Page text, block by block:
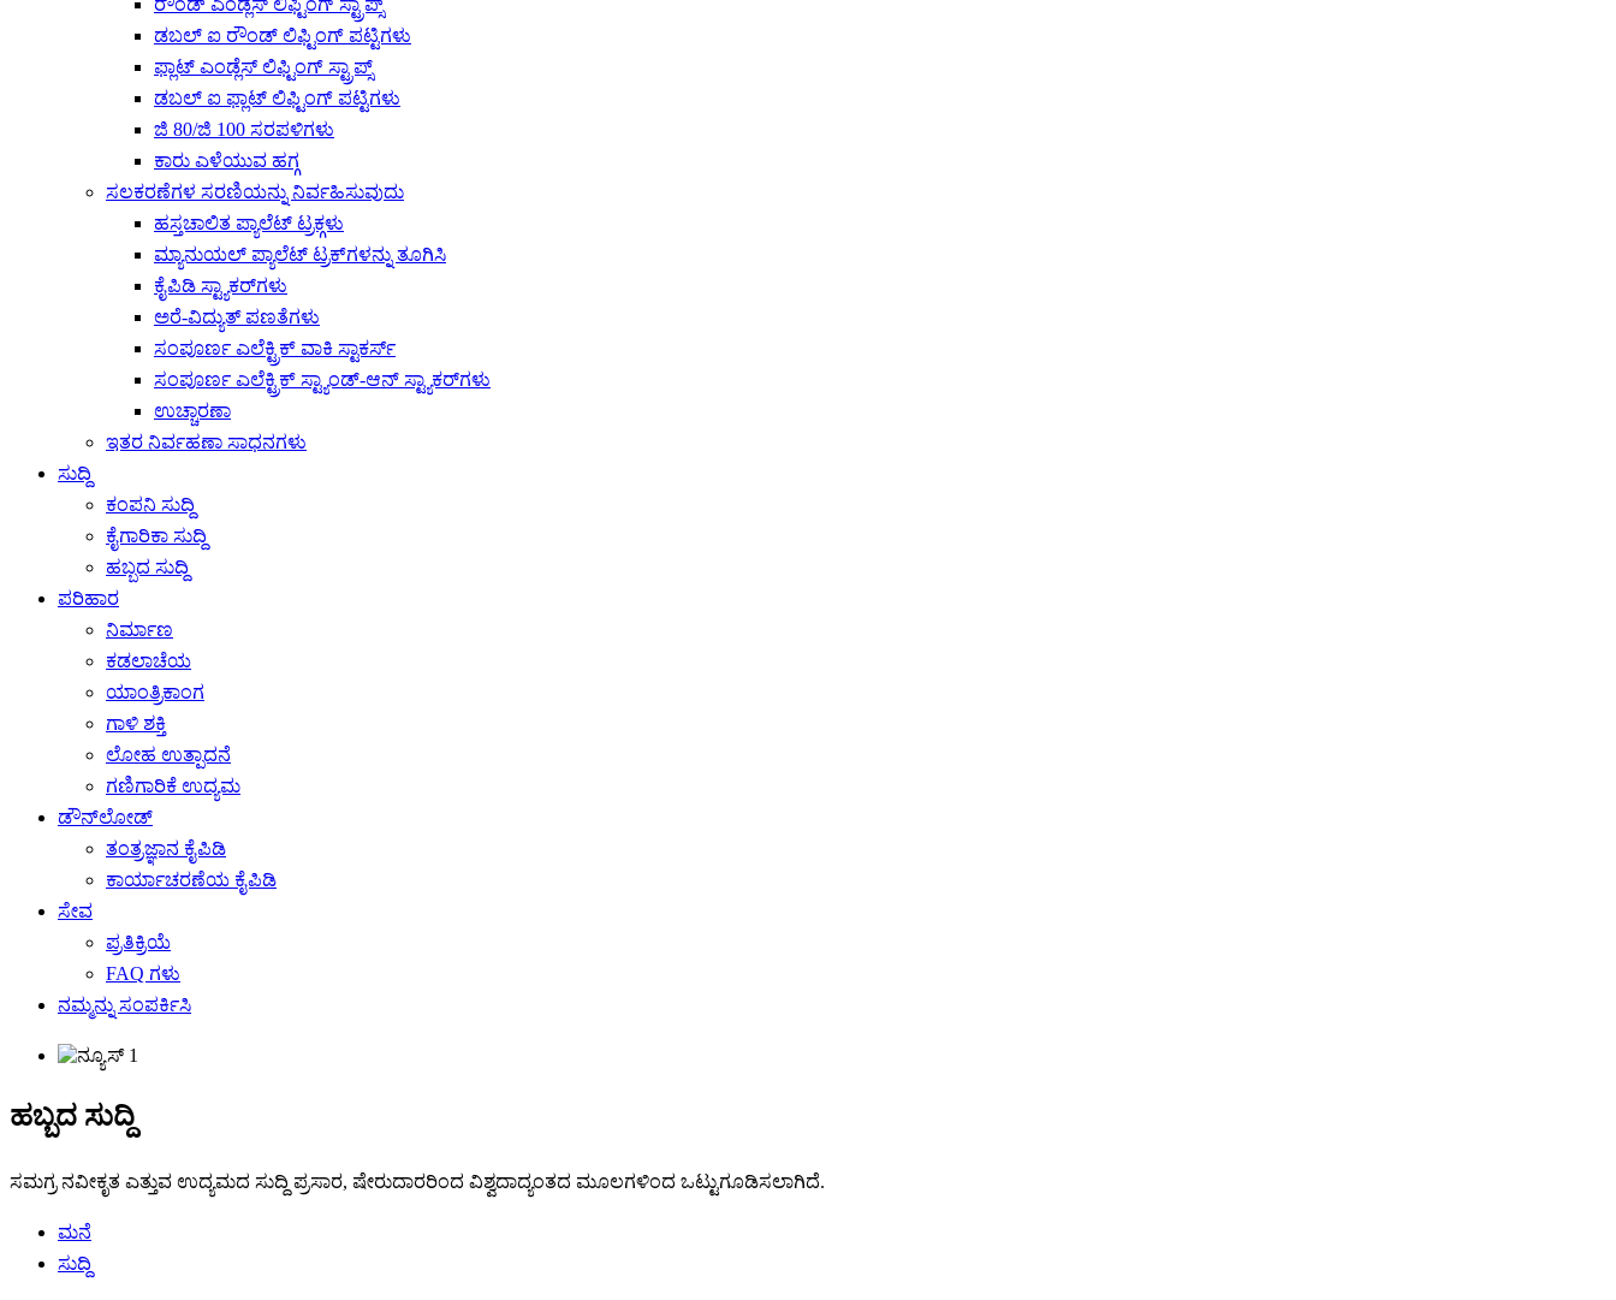
ರೌಂಡ್ ಎಂಡ್ಲೆಸ್ ಲಿಫ್ಟಿಂಗ್ ಸ್ಟ್ರಾಪ್ಸ್
ಡಬಲ್ ಐ ರೌಂಡ್ ಲಿಫ್ಟಿಂಗ್ ಪಟ್ಟಿಗಳು
ಫ್ಲಾಟ್ ಎಂಡ್ಲೆಸ್ ಲಿಫ್ಟಿಂಗ್ ಸ್ಟ್ರಾಪ್ಸ್
ಡಬಲ್ ಐ ಫ್ಲಾಟ್ ಲಿಫ್ಟಿಂಗ್ ಪಟ್ಟಿಗಳು
ಜಿ 80/ಜಿ 100 ಸರಪಳಿಗಳು
ಕಾರು ಎಳೆಯುವ ಹಗ್ಗ
ಸಲಕರಣೆಗಳ ಸರಣಿಯನ್ನು ನಿರ್ವಹಿಸುವುದು
ಹಸ್ತಚಾಲಿತ ಪ್ಯಾಲೆಟ್ ಟ್ರಕ್ಗಳು
ಮ್ಯಾನುಯಲ್ ಪ್ಯಾಲೆಟ್ ಟ್ರಕ್‌ಗಳನ್ನು ತೂಗಿಸಿ
ಕೈಪಿಡಿ ಸ್ಟ್ಯಾಕರ್‌ಗಳು
ಅರೆ-ವಿದ್ಯುತ್ ಪಣತೆಗಳು
ಸಂಪೂರ್ಣ ಎಲೆಕ್ಟ್ರಿಕ್ ವಾಕಿ ಸ್ಟಾಕರ್ಸ್
ಸಂಪೂರ್ಣ ಎಲೆಕ್ಟ್ರಿಕ್ ಸ್ಟ್ಯಾಂಡ್-ಆನ್ ಸ್ಟ್ಯಾಕರ್‌ಗಳು
ಉಚ್ಚಾರಣಾ
ಇತರ ನಿರ್ವಹಣಾ ಸಾಧನಗಳು
ಸುದ್ದಿ
ಕಂಪನಿ ಸುದ್ದಿ
ಕೈಗಾರಿಕಾ ಸುದ್ದಿ
ಹಬ್ಬದ ಸುದ್ದಿ
ಪರಿಹಾರ
ನಿರ್ಮಾಣ
ಕಡಲಾಚೆಯ
ಯಾಂತ್ರಿಕಾಂಗ
ಗಾಳಿ ಶಕ್ತಿ
ಲೋಹ ಉತ್ಪಾದನೆ
ಗಣಿಗಾರಿಕೆ ಉದ್ಯಮ
ಡೌನ್‌ಲೋಡ್
ತಂತ್ರಜ್ಞಾನ ಕೈಪಿಡಿ
ಕಾರ್ಯಾಚರಣೆಯ ಕೈಪಿಡಿ
ಸೇವ
ಪ್ರತಿಕ್ರಿಯೆ
FAQ ಗಳು
ನಮ್ಮನ್ನು ಸಂಪರ್ಕಿಸಿ
ಹಬ್ಬದ ಸುದ್ದಿ
ಸಮಗ್ರ ನವೀಕೃತ ಎತ್ತುವ ಉದ್ಯಮದ ಸುದ್ದಿ ಪ್ರಸಾರ, ಷೇರುದಾರರಿಂದ ವಿಶ್ವದಾದ್ಯಂತದ ಮೂಲಗಳಿಂದ ಒಟ್ಟುಗೂಡಿಸಲಾಗಿದೆ.
ಮನೆ
ಸುದ್ದಿ